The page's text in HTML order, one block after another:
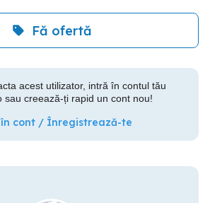
Fă ofertă
acest utilizator, intră în contul tău
sau creează-ți rapid un cont nou!
cont / Înregistrează-te